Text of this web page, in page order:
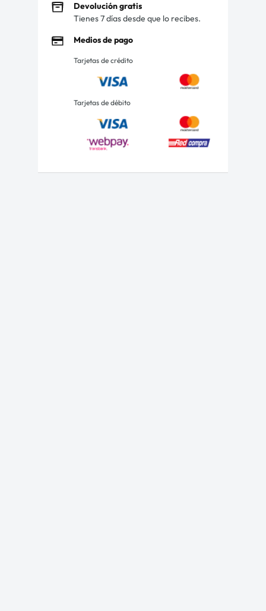
Devolución gratis
Tienes 7 días desde que lo recibes.
Medios de pago
Tarjetas de crédito
Tarjetas de débito